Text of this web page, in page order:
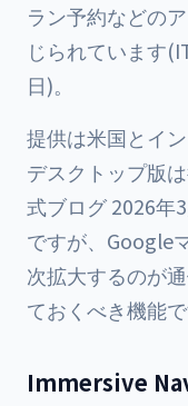
ラン予約などの
じられています
日)。
提供は米国とイ
デスクトップ版
式ブログ 2026年
ですが、Google
次拡大するのが
ておくべき機能で
Immersive